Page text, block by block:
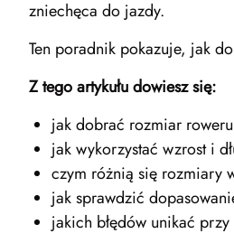
zniechęca do jazdy.
Ten poradnik pokazuje, jak
Z tego artykułu dowiesz się:
jak dobrać rozmiar
jak wykorzystać wzrost i
czym różnią się rozmiary
jak sprawdzić
jakich błędów unikać